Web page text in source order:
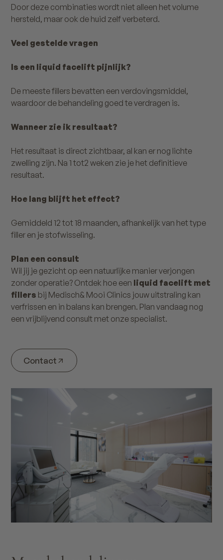
Door deze combinaties wordt niet alleen het volume
hersteld, maar ook de huid zelf verbeterd.
Veel gestelde vragen
Is een liquid facelift pijnlijk?
De meeste fillers bevatten een verdovingsmiddel,
waardoor de behandeling goed te verdragen is.
Wanneer zie ik resultaat?
Het resultaat is direct zichtbaar, al kan er nog lichte
zwelling zijn. Na 1 tot2 weken zie je het definitieve
resultaat.
Hoe lang blijft het effect?
Gemiddeld 12 tot 18 maanden, afhankelijk van het type
filler en je stofwisseling.
Plan een consult
Wil jij je gezicht op een natuurlijke manier verjongen
zonder operatie? Ontdek hoe een liquid facelift met
fillers bij Medisch& Mooi Clinics jouw uitstraling kan
verfrissen en in balans kan brengen. Plan vandaag nog
een vrijblijvend consult met onze specialist.
Contact